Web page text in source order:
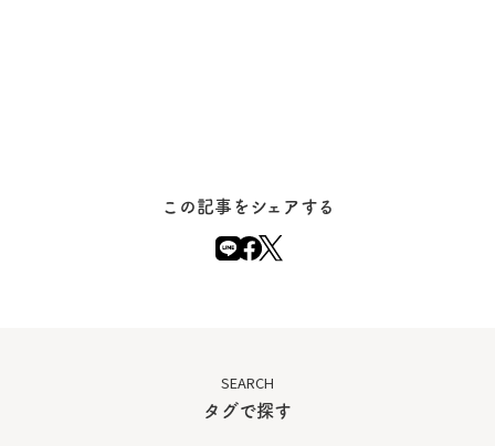
この記事をシェアする
SEARCH
タグで探す